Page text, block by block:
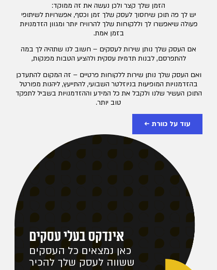
הזמן שלך קצר ולכן נעשה את זה ממוקד:
יש לך פה תוכן שיחסוך לעסק שלך זמן וכסף, אפשרויות לשיתופי
פעולה שיאפשרו לך וללקוחות שלך להרוויח יותר ומגוון הזדמנויות
בזמן אמת.
אם העסק שלך נותן שירות לעסקים – חשוב לנו שתהיה לך במה
להתפרסם, לבנות תדמית עסקית ולהציע הטבות מפנקות,
ואם העסק שלך נותן שירות ללקוחות פרטיים – זה המקום להתעדכן
בהזדמנויות המופיעות בניוזלטר השבועי, להתייעץ, ליהנות מפורטל
התוכן העשיר שלנו ולקבל את כל המידע וההזדמנויות בשביל לתפקד
טוב יותר.
עוד על כוורת ←
אינדקס בעלי עסקים
כאן נמצאים כל העסקים
ששווה לעסק שלך להכיר